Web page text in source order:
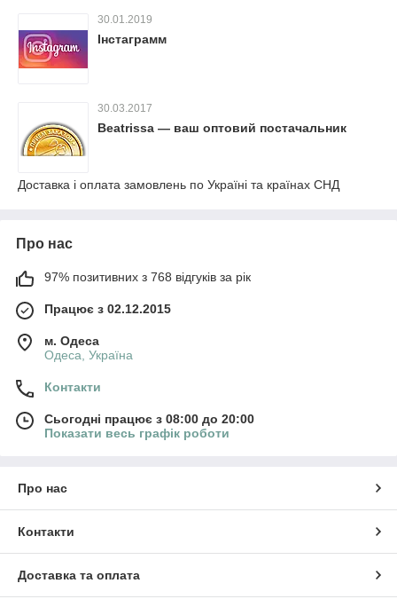
30.01.2019
Інстаграмм
30.03.2017
Beatrissa — ваш оптовий постачальник
Доставка і оплата замовлень по Україні та країнах СНД
Про нас
97% позитивних з 768 відгуків за рік
Працює з 02.12.2015
м. Одеса
Одеса, Україна
Контакти
Сьогодні працює з 08:00 до 20:00
Показати весь графік роботи
Про нас
Контакти
Доставка та оплата